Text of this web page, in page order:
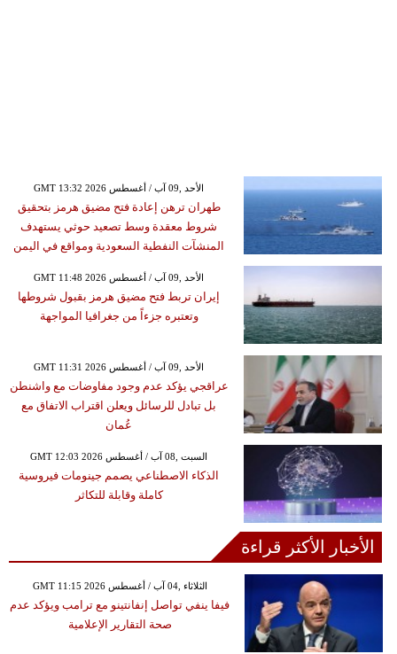
GMT 13:32 2026 الأحد ,09 آب / أغسطس
طهران ترهن إعادة فتح مضيق هرمز بتحقيق
شروط معقدة وسط تصعيد حوثي يستهدف
المنشآت النفطية السعودية ومواقع في اليمن
GMT 11:48 2026 الأحد ,09 آب / أغسطس
إيران تربط فتح مضيق هرمز بقبول شروطها
وتعتبره جزءاً من جغرافيا المواجهة
GMT 11:31 2026 الأحد ,09 آب / أغسطس
عراقجي يؤكد عدم وجود مفاوضات مع واشنطن
بل تبادل للرسائل ويعلن اقتراب الاتفاق مع
عُمان
GMT 12:03 2026 السبت ,08 آب / أغسطس
الذكاء الاصطناعي يصمم جينومات فيروسية
كاملة وقابلة للتكاثر
الأخبار الأكثر قراءة
GMT 11:15 2026 الثلاثاء ,04 آب / أغسطس
فيفا ينفي تواصل إنفانتينو مع ترامب ويؤكد عدم
صحة التقارير الإعلامية